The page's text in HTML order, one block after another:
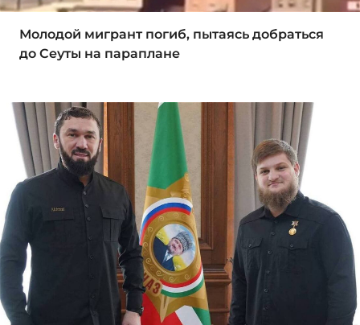
Молодой мигрант погиб, пытаясь добраться
до Сеуты на параплане